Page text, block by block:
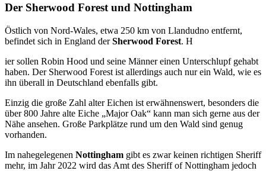
Der Sherwood Forest und Nottingham
Östlich von Nord-Wales, etwa 250 km von Llandudno entfernt,
befindet sich in England derSherwood Forest. H
ier sollen Robin Hood und seine Männer einen Unterschlupf gehabt
haben. Der Sherwood Forest ist allerdings auch nur ein Wald, wie es
ihn überall in Deutschland ebenfalls gibt.
Einzig die große Zahl alter Eichen ist erwähnenswert, besonders die
über 800 Jahre alte Eiche „Major Oak“ kann man sich gerne aus der
Nähe ansehen. Große Parkplätze rund um den Wald sind genug
vorhanden.
Im nahegelegenen Nottingham gibt es zwar keinen richtigen Sheriff
mehr, im Jahr 2022 wird das Amt des Sheriff of Nottingham jedoch